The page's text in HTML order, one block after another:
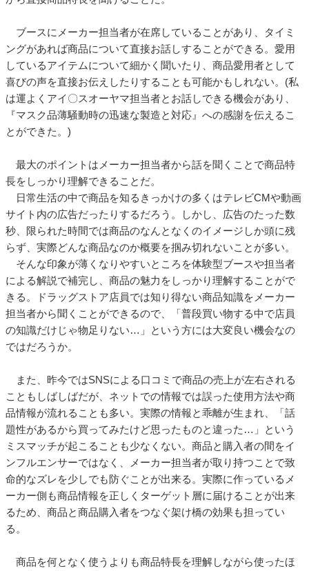
ブースにメーカー担当者が在席していることがあり、タイミ
ングがあれば商品について直接お話しすることができる。愛用
しているアイテムについて細かく聞いたり、商品愛用者として
喜びの声を直接お伝えしたりすることも可能かもしれない。(私
は運よくアイ〇スオーヤマ担当者とお話しできる機会があり、
『マスク品薄騒動時の迅速な製造と対応』への感謝を伝えるこ
とができた。)
最大のポイントはメーカー担当者から話を聞くことで商品特
長をしっかり理解できることだ。
日常生活の中で商品を知るきっかけの多くはテレビCMや動画
サイト内の広告だったりするだろう。しかし、広告のたった数
秒、限られた時間では商品のなんとなくのイメージしか頭に残
らず、実際どんな商品なのか概要を掴み切れないことが多い。
そんな印象が薄くなりやすいところを体験型ブースや担当者
による解説で補完し、商品の魅力をしっかり理解することがで
きる。ドラッグストア店員では知り得ない商品知識をメーカー
担当者から聞くことができるので、「普段買い物する中で店員
の知識だけじゃ物足りない…」という方には大変良い機会なの
ではだろうか。
また、昨今ではSNSによる口コミで商品の売上が左右される
こともしばしばだが、ネットでの情報では誤った使用方法や商
品情報が流れることも多い。実際の情報と乖離が生まれ、「話
題性があるから買ってみたけど思ったものと違った…」という
ミスマッチが起こることも少なくない。商品と購入者の間をイ
ンフルエンサーではなく、メーカー担当者が取り持つことで致
命的なズレを少しでも防ぐことが出来る。実際に作っているメ
ーカー側も商品情報を正しくターゲット層に届けることが出来
るため、商品と商品購入者をつなぐ架け橋の効果も担ってい
る。
商品を何となく使うよりも商品特長を理解しながら使ったほ